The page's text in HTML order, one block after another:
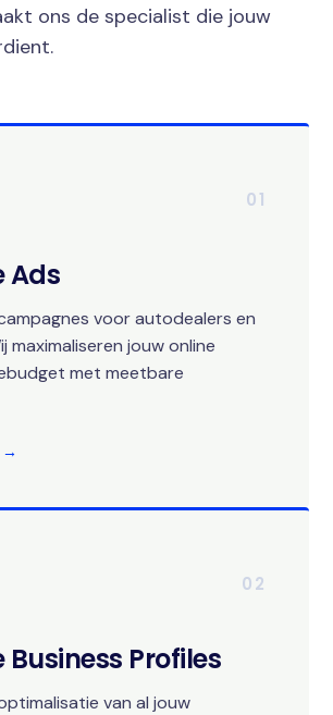
ons de specialist die jouw
01
Ads
voor autodealers en
maximaliseren jouw online
met meetbare
→
02
Business Profiles
van al jouw